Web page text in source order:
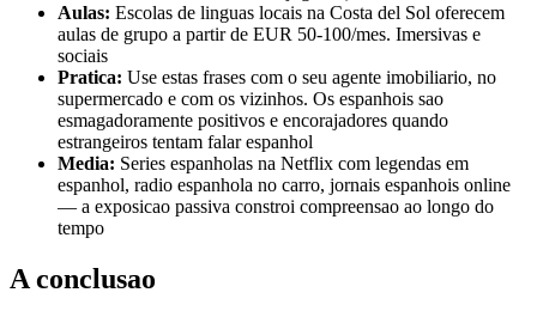
Aulas: Escolas de linguas locais na Costa del Sol oferecem
aulas de grupo a partir de EUR 50-100/mes. Imersivas e
sociais
Pratica: Use estas frases com o seu agente imobiliario, no
supermercado e com os vizinhos. Os espanhois sao
esmagadoramente positivos e encorajadores quando
estrangeiros tentam falar espanhol
Media: Series espanholas na Netflix com legendas em
espanhol, radio espanhola no carro, jornais espanhois online
— a exposicao passiva constroi compreensao ao longo do
tempo
A conclusao